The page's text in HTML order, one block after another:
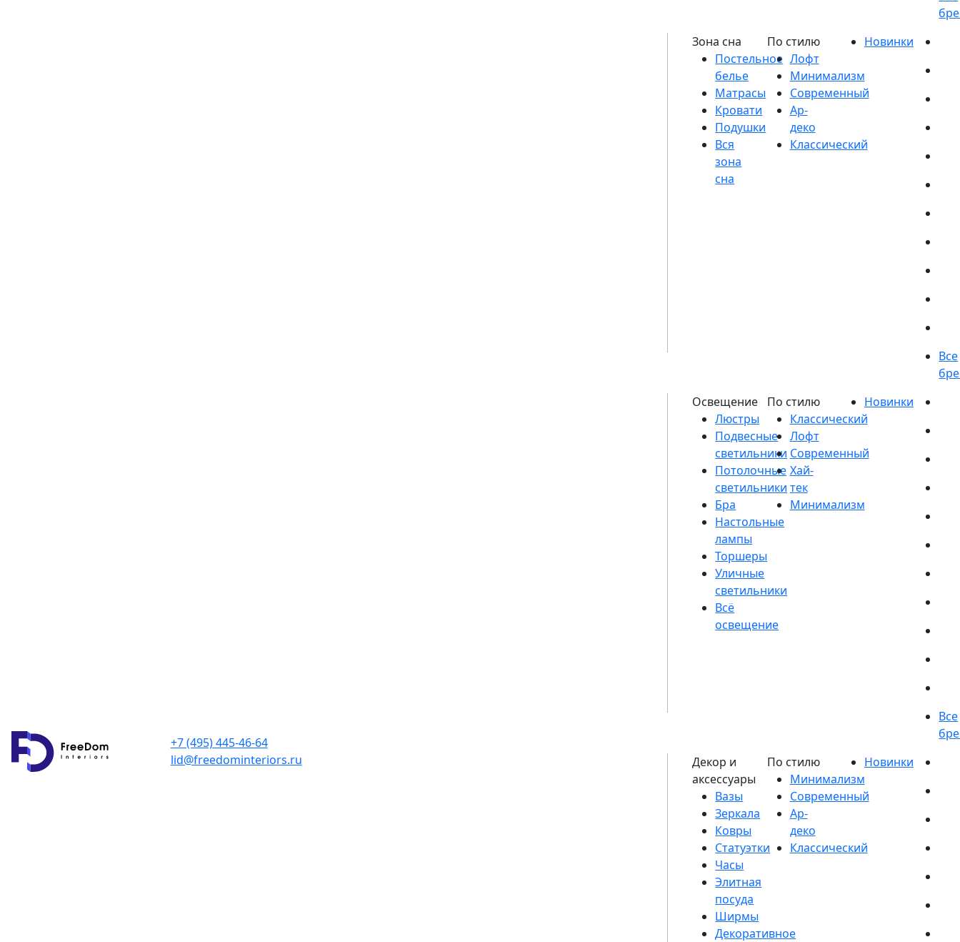
+7 (495) 445-46-64
lid@freedominteriors.ru
Постельное
белье
Матрасы
Кровати
Подушки
Люстры
Подвесные
светильники
Потолочные
светильники
Бра
Настольные
лампы
Торшеры
Уличные
светильники
Вазы
Зеркала
Ковры
Статуэтки
Часы
Элитная
посуда
Ширмы
Декоративное